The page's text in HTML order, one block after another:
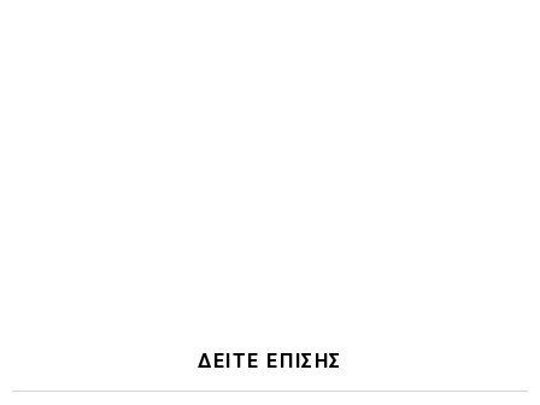
ΔΕΙΤΕ ΕΠΙΣΗΣ